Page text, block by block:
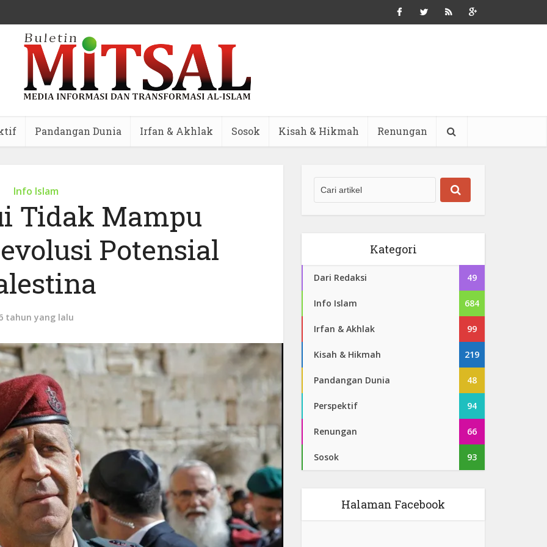
Pandangan Dunia Irfan & Akhlak Sosok Kisah & Hikmah Renungan
Info Islam
Tidak Mampu
Potensial
tahun yang lalu
Kategori
Dari Redaksi 49
Info Islam 684
Irfan & Akhlak 99
Kisah & Hikmah 219
Pandangan Dunia 48
Perspektif 94
Renungan 66
Sosok 93
Halaman Facebook